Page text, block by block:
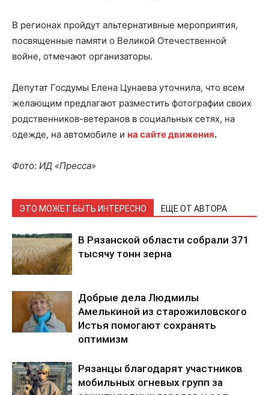
В регионах пройдут альтернативные мероприятия,
посвященные памяти о Великой Отечественной
войне, отмечают организаторы.
Депутат Госдумы Елена Цунаева уточнила, что всем
желающим предлагают разместить фотографии своих
родственников-ветеранов в социальных сетях, на
одежде, на автомобиле и на сайте движения.
Фото: ИД «Пресса»
ЭТО МОЖЕТ БЫТЬ ИНТЕРЕСНО ЕЩЕ ОТ АВТОРА
В Рязанской области собрали 371
тысячу тонн зерна
Добрые дела Людмилы
Амелькиной из старожиловского
Истья помогают сохранять
оптимизм
Рязанцы благодарят участников
мобильных огневых групп за